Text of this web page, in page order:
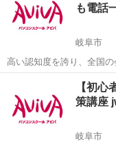
も電話
岐阜市
高い認知度を誇り、全国の
ているスキル”、つまり実
検定 文書作成2級」の取
その
【初
策講座
岐阜市